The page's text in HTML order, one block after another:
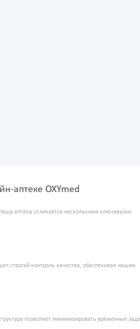
аптеке OXYmed
аптека отличается несколькими ключевыми
строгий контроль качества, обеспечивая нашим
позволяет минимизировать временные